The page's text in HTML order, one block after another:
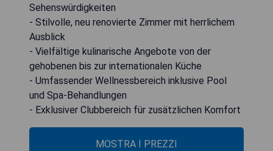
Sehenswürdigkeiten
- Stilvolle, neu renovierte Zimmer mit herrlichem
Ausblick
- Vielfältige kulinarische Angebote von der
gehobenen bis zur internationalen Küche
- Umfassender Wellnessbereich inklusive Pool
und Spa-Behandlungen
- Exklusiver Clubbereich für zusätzlichen Komfort
MOSTRA I PREZZI